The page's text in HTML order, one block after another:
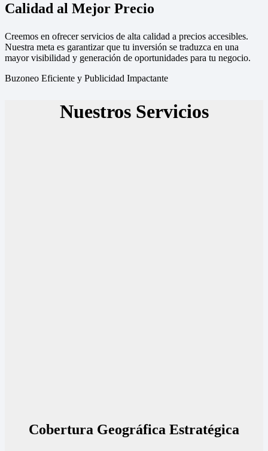
Calidad al Mejor Precio
Creemos en ofrecer servicios de alta calidad a precios accesibles.
Nuestra meta es garantizar que tu inversión se traduzca en una
mayor visibilidad y generación de oportunidades para tu negocio.
Buzoneo Eficiente y Publicidad Impactante
Nuestros Servicios
Cobertura Geográfica Estratégica